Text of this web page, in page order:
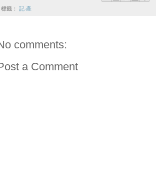
標籤： 記‧產
comments:
a Comment